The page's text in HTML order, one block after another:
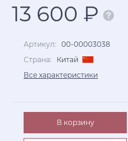
13 600 ₽
Артикул: 00-00003038
Страна:
Китай
Все характеристики
В корзину